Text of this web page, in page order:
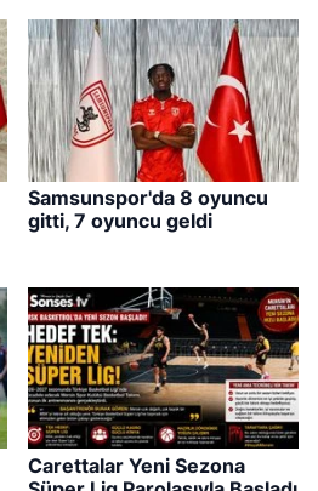
Samsunspor'da 8 oyuncu
gitti, 7 oyuncu geldi
Carettalar Yeni Sezona